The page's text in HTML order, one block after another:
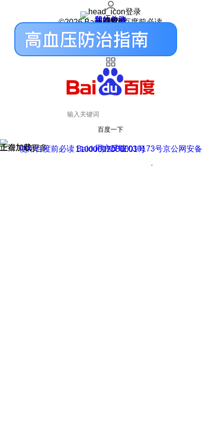
登录
我的关注
我的收藏
皮肤中心
用户反馈
设置
©2026 Baidu 使用百度前必读
百度一下
正在加载
上滑加载更多 用户反馈
使用百度前必读 Baidu 京ICP证030173号
京公网安备11000002000001号